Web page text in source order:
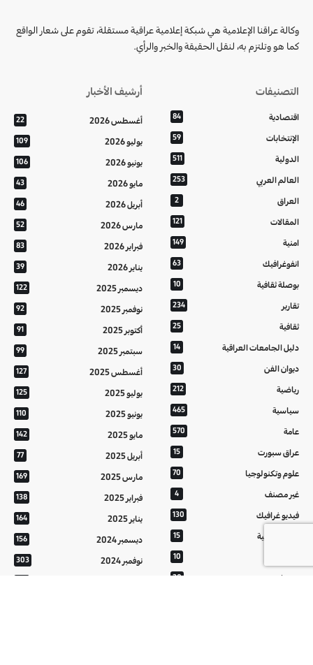
وكالة عراقنا الإعلامية هي شبكة إعلامية عراقية مستقلة، تقوم على شعار الواقع
كما هو وتلتزم به، لنقل الحقيقة والخبر والرأي.
التصنيفات
اقتصادية 84
الإنتخابات 59
الدولية 511
العالم العربي 253
العراق 2
المقالات 121
امنية 149
انفوغرافيك 63
بوصلة ثقافية 10
تقارير 234
ثقافية 25
دليل الجامعات العراقية 14
ديوان الفن 30
رياضية 212
سياسية 465
عامة 570
عراق سبورت 15
علوم وتكنولوجيا 70
غير مصنف 4
فيديو غرافيك 130
معالم عراقية 15
10
منوعات 20
أرشيف الأخبار
أغسطس 2026 22
يوليو 2026 109
يونيو 2026 106
مايو 2026 43
أبريل 2026 46
مارس 2026 52
فبراير 2026 83
يناير 2026 39
ديسمبر 2025 122
نوفمبر 2025 92
أكتوبر 2025 91
سبتمبر 2025 99
أغسطس 2025 127
يوليو 2025 125
يونيو 2025 110
مايو 2025 142
أبريل 2025 77
مارس 2025 169
فبراير 2025 138
يناير 2025 164
ديسمبر 2024 156
نوفمبر 2024 303